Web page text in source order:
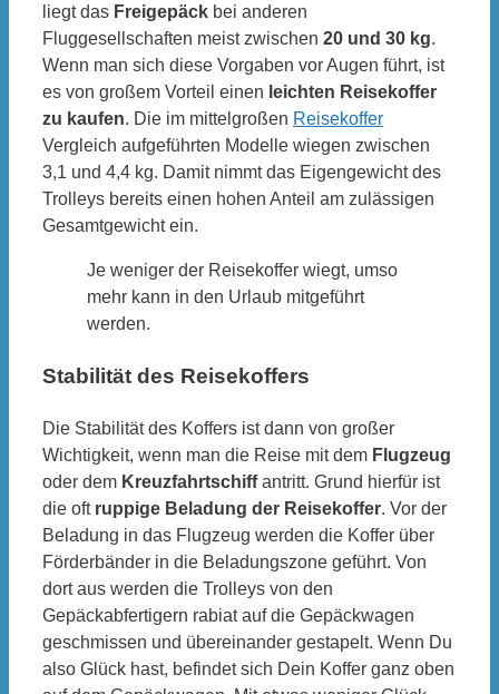
liegt das Freigepäck bei anderen
Fluggesellschaften meist zwischen 20 und 30 kg.
Wenn man sich diese Vorgaben vor Augen führt, ist
es von großem Vorteil einen leichten Reisekoffer
zu kaufen. Die im mittelgroßen Reisekoffer
Vergleich aufgeführten Modelle wiegen zwischen
3,1 und 4,4 kg. Damit nimmt das Eigengewicht des
Trolleys bereits einen hohen Anteil am zulässigen
Gesamtgewicht ein.
Je weniger der Reisekoffer wiegt, umso
mehr kann in den Urlaub mitgeführt
werden.
Stabilität des Reisekoffers
Die Stabilität des Koffers ist dann von großer
Wichtigkeit, wenn man die Reise mit dem Flugzeug
oder dem Kreuzfahrtschiffantritt. Grund hierfür ist
die oft ruppige Beladung der Reisekoffer. Vor der
Beladung in das Flugzeug werden die Koffer über
Förderbänder in die Beladungszone geführt. Von
dort aus werden die Trolleys von den
Gepäckabfertigern rabiat auf die Gepäckwagen
geschmissen und übereinander gestapelt. Wenn Du
also Glück hast, befindet sich Dein Koffer ganz oben